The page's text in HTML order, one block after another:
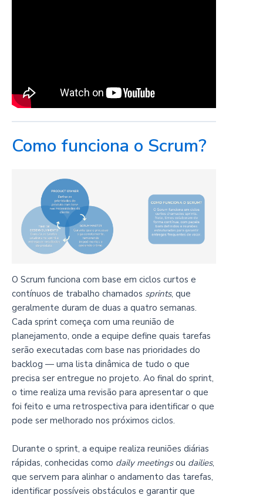
Como funciona o Scrum?
O Scrum funciona com base em ciclos curtos e
contínuos de trabalho chamados sprints, que
geralmente duram de duas a quatro semanas.
Cada sprint começa com uma reunião de
planejamento, onde a equipe define quais tarefas
serão executadas com base nas prioridades do
backlog — uma lista dinâmica de tudo o que
precisa ser entregue no projeto. Ao final do sprint,
o time realiza uma revisão para apresentar o que
foi feito e uma retrospectiva para identificar o que
pode ser melhorado nos próximos ciclos.
Durante o sprint, a equipe realiza reuniões diárias
rápidas, conhecidas como daily meetingsou dailies,
que servem para alinhar o andamento das tarefas,
identificar possíveis obstáculos e garantir que